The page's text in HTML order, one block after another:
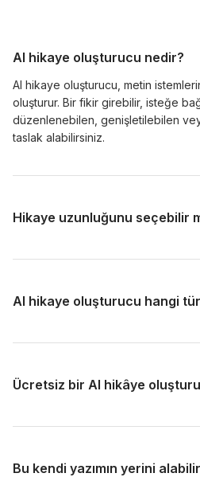
AI hikaye oluşturucu nedir?
AI hikaye oluşturucu, metin
oluşturur. Bir fikir girebilir, isteğe
düzenlenebilen, genişletilebilen
taslak alabilirsiniz.
Hikaye uzunluğunu seçebilir
AI hikaye oluşturucu hangi
Ücretsiz bir AI hikâye
Bu kendi yazımın yerini